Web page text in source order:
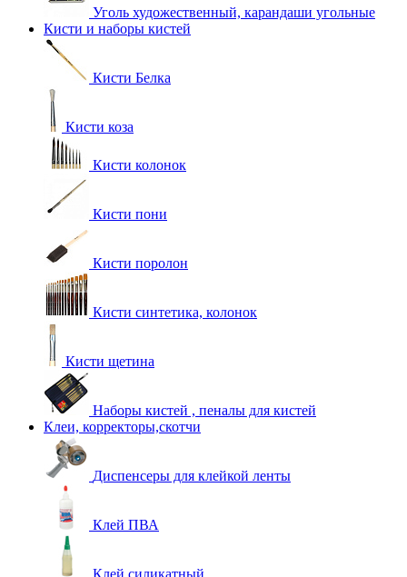
Уголь художественный, карандаши угольные
Кисти и наборы кистей
Кисти Белка
Кисти коза
Кисти колонок
Кисти пони
Кисти поролон
Кисти синтетика, колонок
Кисти щетина
Наборы кистей , пеналы для кистей
Клеи, корректоры,скотчи
Диспенсеры для клейкой ленты
Клей ПВА
Клей силикатный